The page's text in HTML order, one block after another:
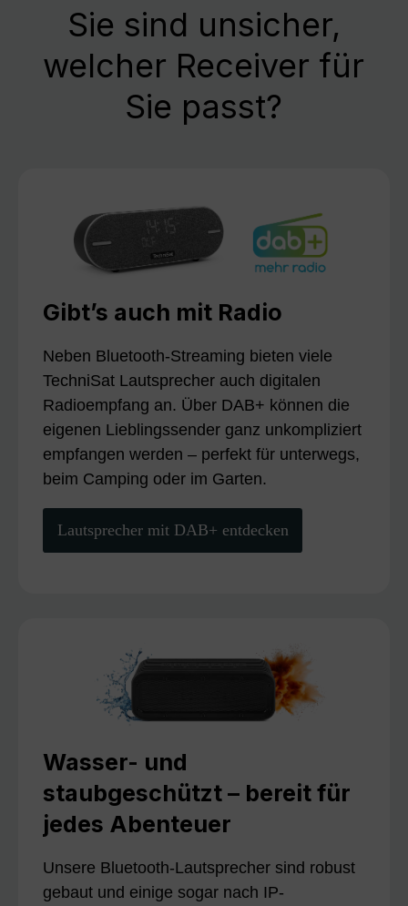
Sie sind unsicher,
welcher Receiver für
Sie passt?
Gibt’s auch mit Radio
Neben Bluetooth-Streaming bieten viele
TechniSat Lautsprecher auch digitalen
Radioempfang an. Über DAB+ können die
eigenen Lieblingssender ganz unkompliziert
empfangen werden – perfekt für unterwegs,
beim Camping oder im Garten.
Lautsprecher mit DAB+ entdecken
Wasser- und
staubgeschützt – bereit für
jedes Abenteuer
Unsere Bluetooth-Lautsprecher sind robust
gebaut und einige sogar nach IP-